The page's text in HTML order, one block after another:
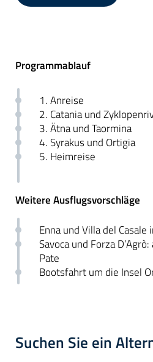
Programmablauf
1. Anreise
2. Catania und
3. Ätna und Taormina
4. Syrakus und Ortigia
5. Heimreise
Weitere Ausflugsvorschläge
Enna und Villa del
Savoca und Forza
Pate
Bootsfahrt um die Insel
Suchen Sie ein